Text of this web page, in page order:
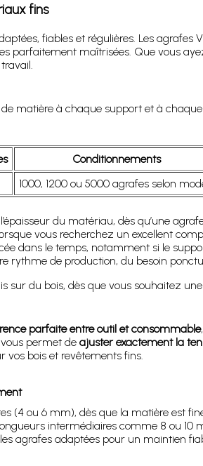
fins
fiables et régulières. Les agrafes
parfaitement maîtrisées. Que vous
matière à chaque support et à
Conditionnements
1000, 1200 ou 5000 agrafes selon
du matériau, dès qu’une
vous recherchez un excellent
dans le temps, notamment si le
rythme de production, du besoin
du bois, dès que vous souhaitez
parfaite entre outil et consommable
permet de ajuster exactement la
vos bois et revêtements fins.
(4 ou 6 mm), dès que la matière est
intermédiaires comme 8 ou 10
agrafes adaptées pour un maintien